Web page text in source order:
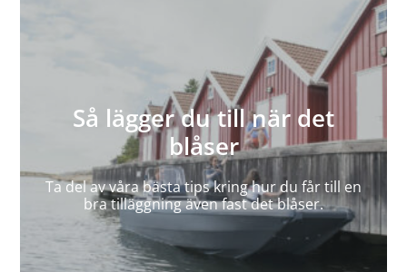
Så lägger du till när det
blåser
Ta del av våra bästa tips kring hur du får till en
bra tilläggning även fast det blåser.